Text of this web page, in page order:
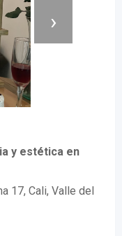
›
y estética en
17, Cali, Valle del